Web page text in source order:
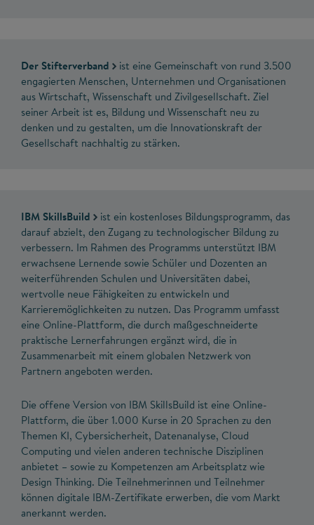
Der Stifterverband
ist eine Gemeinschaft von rund 3.500
engagierten Menschen, Unternehmen und Organisationen
aus Wirtschaft, Wissenschaft und Zivilgesellschaft. Ziel
seiner Arbeit ist es, Bildung und Wissenschaft neu zu
denken und zu gestalten, um die Innovationskraft der
Gesellschaft nachhaltig zu stärken.
IBM SkillsBuild
ist ein kostenloses Bildungsprogramm, das
darauf abzielt, den Zugang zu technologischer Bildung zu
verbessern. Im Rahmen des Programms unterstützt IBM
erwachsene Lernende sowie Schüler und Dozenten an
weiterführenden Schulen und Universitäten dabei,
wertvolle neue Fähigkeiten zu entwickeln und
Karrieremöglichkeiten zu nutzen. Das Programm umfasst
eine Online-Plattform, die durch maßgeschneiderte
praktische Lernerfahrungen ergänzt wird, die in
Zusammenarbeit mit einem globalen Netzwerk von
Partnern angeboten werden.
Die offene Version von IBM SkillsBuild ist eine Online-
Plattform, die über 1.000 Kurse in 20 Sprachen zu den
Themen KI, Cybersicherheit, Datenanalyse, Cloud
Computing und vielen anderen technische Disziplinen
anbietet – sowie zu Kompetenzen am Arbeitsplatz wie
Design Thinking. Die Teilnehmerinnen und Teilnehmer
können digitale IBM-Zertifikate erwerben, die vom Markt
anerkannt werden.